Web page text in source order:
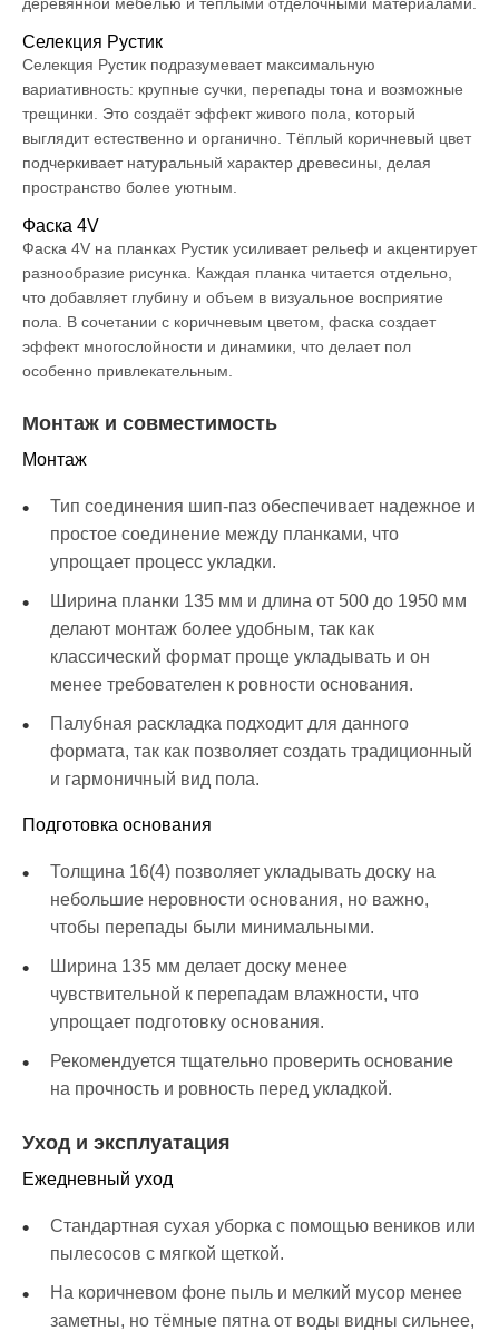
Селекция Рустик
Селекция Рустик подразумевает максимальную
вариативность: крупные сучки, перепады тона и возможные
трещинки. Это создаёт эффект живого пола, который
выглядит естественно и органично. Тёплый коричневый цвет
подчеркивает натуральный характер древесины, делая
пространство более уютным.
Фаска 4V
Фаска 4V на планках Рустик усиливает рельеф и акцентирует
разнообразие рисунка. Каждая планка читается отдельно,
что добавляет глубину и объем в визуальное восприятие
пола. В сочетании с коричневым цветом, фаска создает
эффект многослойности и динамики, что делает пол
особенно привлекательным.
Монтаж и совместимость
Монтаж
Тип соединения шип-паз обеспечивает надежное и
простое соединение между планками, что
упрощает процесс укладки.
Ширина планки 135 мм и длина от 500 до 1950 мм
делают монтаж более удобным, так как
классический формат проще укладывать и он
менее требователен к ровности основания.
Палубная раскладка подходит для данного
формата, так как позволяет создать традиционный
и гармоничный вид пола.
Подготовка основания
Толщина 16(4) позволяет укладывать доску на
небольшие неровности основания, но важно,
чтобы перепады были минимальными.
Ширина 135 мм делает доску менее
чувствительной к перепадам влажности, что
упрощает подготовку основания.
Рекомендуется тщательно проверить основание
на прочность и ровность перед укладкой.
Уход и эксплуатация
Ежедневный уход
Стандартная сухая уборка с помощью веников или
пылесосов с мягкой щеткой.
На коричневом фоне пыль и мелкий мусор менее
заметны, но тёмные пятна от воды видны сильнее,